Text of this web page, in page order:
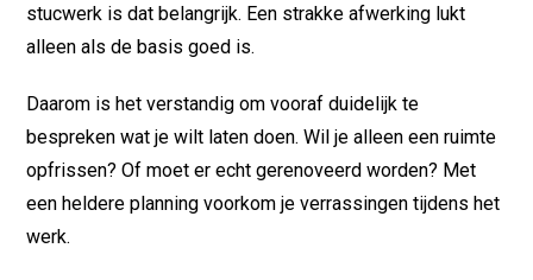
stucwerk is dat belangrijk. Een strakke afwerking lukt
alleen als de basis goed is.
Daarom is het verstandig om vooraf duidelijk te
bespreken wat je wilt laten doen. Wil je alleen een ruimte
opfrissen? Of moet er echt gerenoveerd worden? Met
een heldere planning voorkom je verrassingen tijdens het
werk.